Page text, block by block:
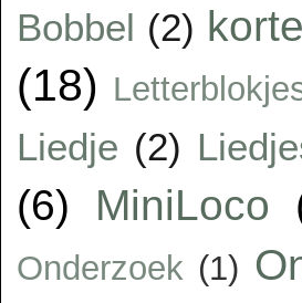
Bobbel (2)
(18)
Liedje (2)
(6) MiniLoco
Onderzoek (1)